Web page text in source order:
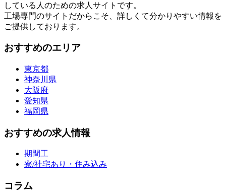
している人のための求人サイトです。
工場専門のサイトだからこそ、詳しくて分かりやすい情報を
ご提供しております。
おすすめのエリア
東京都
神奈川県
大阪府
愛知県
福岡県
おすすめの求人情報
期間工
寮/社宅あり・住み込み
コラム